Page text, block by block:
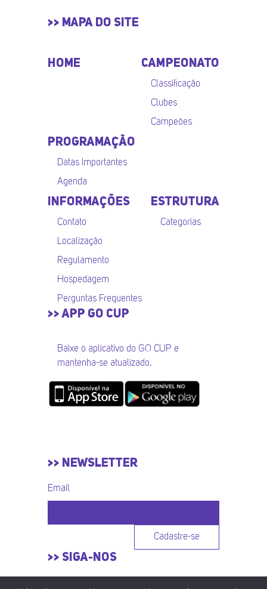
>> MAPA DO SITE
HOME CAMPEONATO
Classificação
Clubes
Campeões
PROGRAMAÇÃO
Datas Importantes
Agenda
INFORMAÇÕES
Contato
Localização
Regulamento
Hospedagem
Perguntas Frequentes
ESTRUTURA
Categorias
>> APP GO CUP
Baixe o aplicativo do GO CUP e
mantenha-se atualizado.
>> NEWSLETTER
Email
Cadastre-se
>> SIGA-NOS